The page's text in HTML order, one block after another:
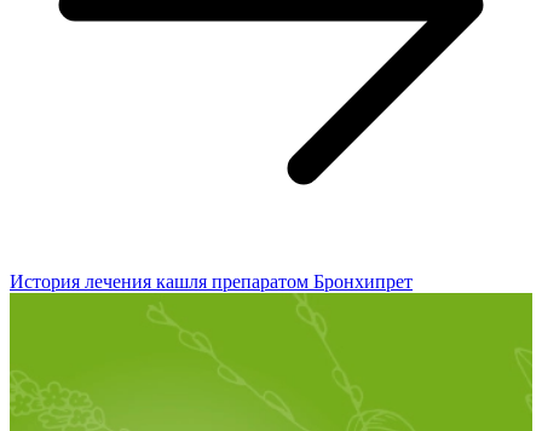
История лечения кашля препаратом Бронхипрет